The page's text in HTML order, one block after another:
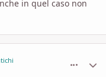
in quel caso non